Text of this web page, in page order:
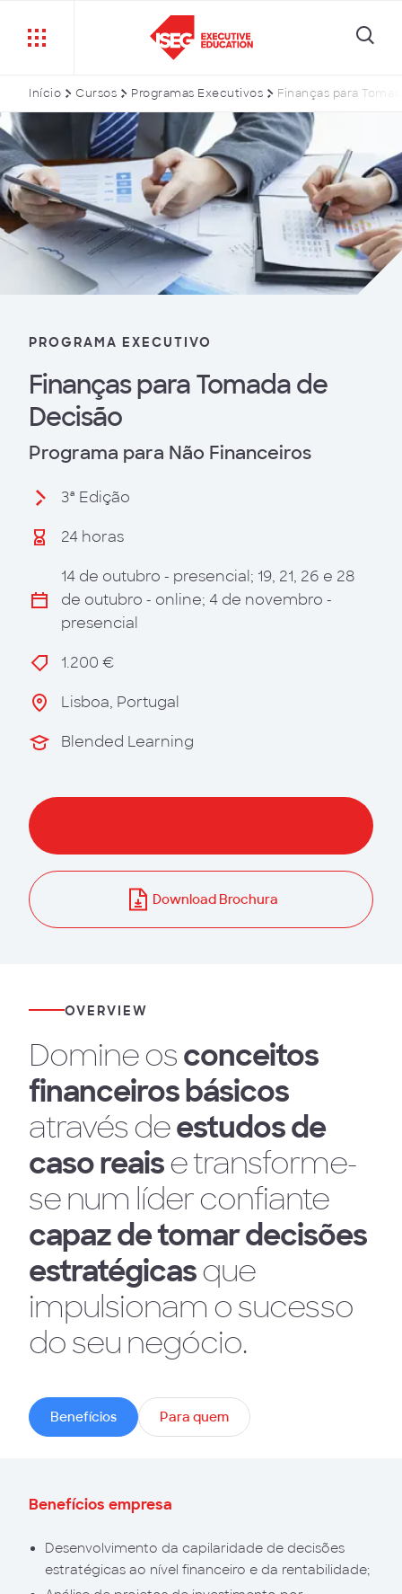
Início Cursos Programas Executivos Finanças para
PROGRAMA EXECUTIVO
Finanças para Tomada de
Decisão
Programa para Não Financeiros
3ª Edição
24 horas
14 de outubro - presencial; 19, 21, 26 e 28
de outubro - online; 4 de novembro -
presencial
1.200 €
Lisboa, Portugal
Blended Learning
Download Brochura
OVERVIEW
Domine osconceitos
financeiros básicos
através deestudos de
caso reaise transforme-
se num líder confiante
capaz de tomar decisões
estratégicasque
impulsionam o sucesso
do seu negócio.
Benefícios Para quem
Benefícios empresa
Desenvolvimento da capilaridade de decisões
estratégicas ao nível financeiro e da rentabilidade;